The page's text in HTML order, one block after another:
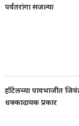
पर्वतरांगा सजल्या
हॉटेलच्या पावभाजीत
धक्कादायक प्रकार